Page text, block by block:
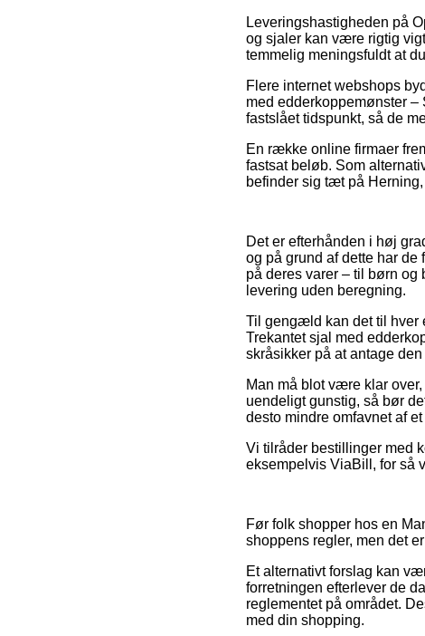
Leveringshastigheden på
og sjaler kan være rigtig
temmelig meningsfuldt at
Flere internet webshops
med edderkoppemønster
fastslået tidspunkt, så de
En række online firmaer
fastsat beløb. Som
befinder sig tæt på
Det er efterhånden i høj
og på grund af dette har
på deres varer – til børn og
levering uden beregning.
Til gengæld kan det til hver
Trekantet sjal med
skråsikker på at antage
Man må blot være klar
uendeligt gunstig, så bør
desto mindre omfavnet af
Vi tilråder bestillinger med
eksempelvis ViaBill, for så
Før folk shopper hos en
shoppens regler, men det
Et alternativt forslag kan
forretningen efterlever de
reglementet på området.
med din shopping.